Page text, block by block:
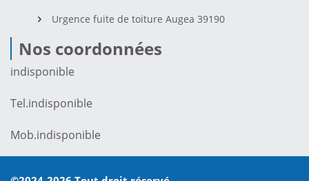
Urgence fuite de toiture Augea 39190
Nos coordonnées
indisponible
Tel.indisponible
Mob.indisponible